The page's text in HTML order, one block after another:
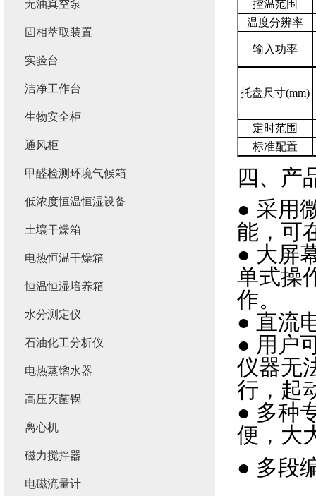
控温范围
温度分辨率
输入功率
托盘尺寸(mm)
定时范围
标准配置
四、产
● 采用
能，可
● 大屏
单式操
作。
● 直流
● 用户
仪器无
行，起
● 多种
便，大
● 多段
无油真空泵
固相萃取装置
实验台
洁净工作台
生物安全柜
通风柜
甲醛检测环境气候箱
低浓度恒温恒湿设备
土壤干燥箱
电热恒温干燥箱
恒温恒湿培养箱
水分测定仪
石油化工分析仪
电热蒸馏水器
高压灭菌锅
离心机
磁力搅拌器
电磁流量计